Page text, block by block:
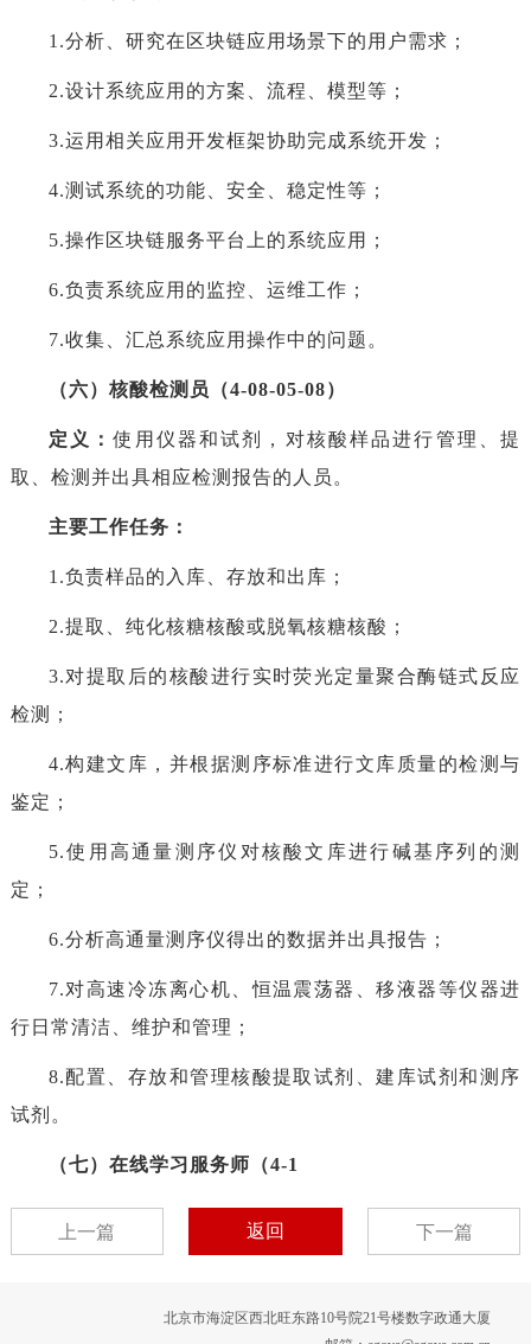
1.分析、研究在区块链应用场景下的用户需求；
2.设计系统应用的方案、流程、模型等；
3.运用相关应用开发框架协助完成系统开发；
4.测试系统的功能、安全、稳定性等；
5.操作区块链服务平台上的系统应用；
6.负责系统应用的监控、运维工作；
7.收集、汇总系统应用操作中的问题。
（六）核酸检测员（4-08-05-08）
定义：使用仪器和试剂，对核酸样品进行管理、提
取、检测并出具相应检测报告的人员。
主要工作任务：
1.负责样品的入库、存放和出库；
2.提取、纯化核糖核酸或脱氧核糖核酸；
3.对提取后的核酸进行实时荧光定量聚合酶链式反应
检测；
4.构建文库，并根据测序标准进行文库质量的检测与
鉴定；
5.使用高通量测序仪对核酸文库进行碱基序列的测
定；
6.分析高通量测序仪得出的数据并出具报告；
7.对高速冷冻离心机、恒温震荡器、移液器等仪器进
行日常清洁、维护和管理；
8.配置、存放和管理核酸提取试剂、建库试剂和测序
试剂。
（七）在线学习服务师（4-1
上一篇 返回 下一篇
北京市海淀区西北旺东路10号院21号楼数字政通大厦